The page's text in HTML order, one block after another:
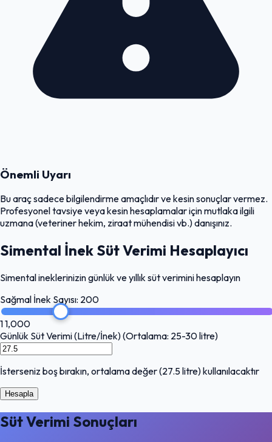
Önemli Uyarı
Bu araç sadece bilgilendirme amaçlıdır ve kesin sonuçlar vermez.
Profesyonel tavsiye veya kesin hesaplamalar için mutlaka ilgili
uzmana (veteriner hekim, ziraat mühendisi vb.) danışınız.
Simental İnek Süt Verimi Hesaplayıcı
Simental ineklerinizin günlük ve yıllık süt verimini hesaplayın
Sağmal İnek Sayısı: 200
11,000
Günlük Süt Verimi (Litre/İnek)(Ortalama: 25-30 litre)
İsterseniz boş bırakın, ortalama değer (27.5 litre) kullanılacaktır
Hesapla
Süt Verimi Sonuçları